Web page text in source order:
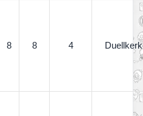
8 8 4